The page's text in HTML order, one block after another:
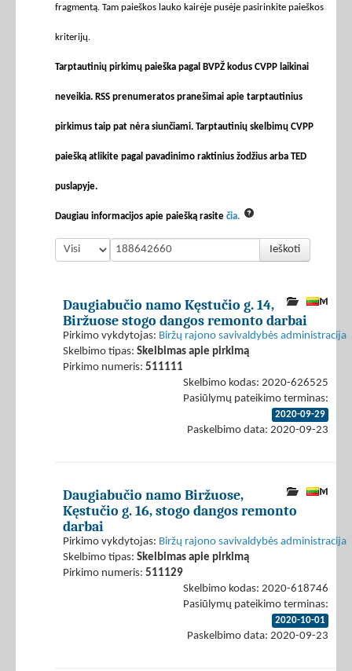
fragmentą. Tam paieškos lauko kairėje pusėje pasirinkite paieškos
kriterijų.
Tarptautinių pirkimų paieška pagal BVPŽ kodus CVPP laikinai
neveikia. RSS prenumeratos pranešimai apie tarptautinius
pirkimus taip pat nėra siunčiami. Tarptautinių skelbimų CVPP
paiešką atlikite pagal pavadinimo raktinius žodžius arba TED
puslapyje.
Daugiau informacijos apie paiešką rasite čia.
Ieškoti
Daugiabučio namo Kęstučio g. 14,
Biržuose stogo dangos remonto darbai
Pirkimo vykdytojas: Biržų rajono savivaldybės administracija
Skelbimo tipas: Skelbimas apie pirkimą
Pirkimo numeris: 511111
Skelbimo kodas: 2020-626525
Pasiūlymų pateikimo terminas:
2020-09-29
Paskelbimo data: 2020-09-23
Daugiabučio namo Biržuose,
Kęstučio g. 16, stogo dangos remonto
darbai
Pirkimo vykdytojas: Biržų rajono savivaldybės administracija
Skelbimo tipas: Skelbimas apie pirkimą
Pirkimo numeris: 511129
Skelbimo kodas: 2020-618746
Pasiūlymų pateikimo terminas:
2020-10-01
Paskelbimo data: 2020-09-23